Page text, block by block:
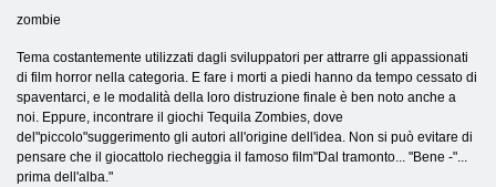
zombie
Tema costantemente utilizzati dagli sviluppatori per attrarre gli appassionati
di film horror nella categoria. E fare i morti a piedi hanno da tempo cessato di
spaventarci, e le modalità della loro distruzione finale è ben noto anche a
noi. Eppure, incontrare il giochi Tequila Zombies, dove
del"piccolo"suggerimento gli autori all'origine dell'idea. Non si può evitare di
pensare che il giocattolo riecheggia il famoso film"Dal tramonto... "Bene -"...
prima dell'alba."